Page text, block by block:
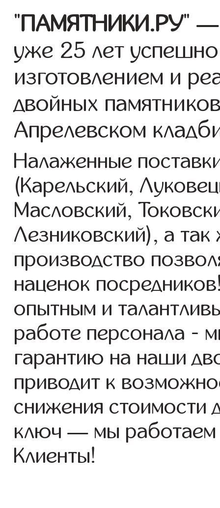
"ПАМЯТНИКИ.РУ" —
уже 25 лет
изготовлением и
двойных
Апрелевском
Налаженные
(Карельский,
Масловский,
Лезниковский), а
производство
наценок
опытным и
работе персонала -
гарантию на наши
приводит к
снижения стоимости
ключ — мы
Клиенты!